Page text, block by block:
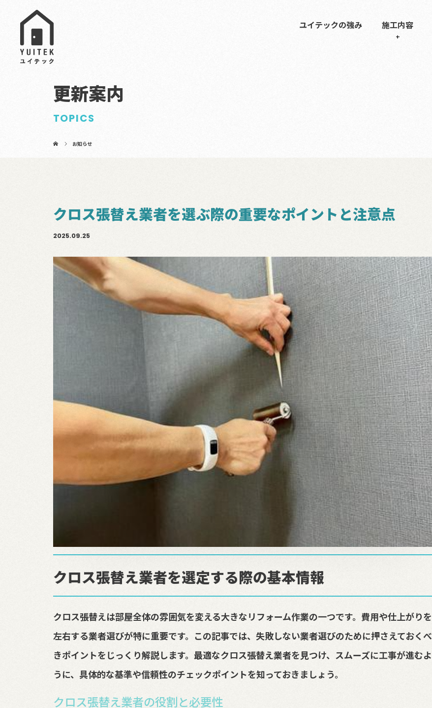
ユイテックの強み 施工内容
更新案内
TOPICS
お知らせ
クロス張替え業者を選ぶ際の重要なポイントと注意点
2025.09.25
クロス張替え業者を選定する際の基本情報
クロス張替えは部屋全体の雰囲気を変える大きなリフォーム作業の一つです。費用や仕上がりを
左右する業者選びが特に重要です。この記事では、失敗しない業者選びのために押さえておくべ
きポイントをじっくり解説します。最適なクロス張替え業者を見つけ、スムーズに工事が進むよ
うに、具体的な基準や信頼性のチェックポイントを知っておきましょう。
クロス張替え業者の役割と必要性